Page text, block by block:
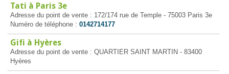
Tati à Paris 3e
Adresse du point de vente : 172/174 rue de Temple - 75003 Paris 3e
Numéro de téléphone : 0142714177
Gifi à Hyères
Adresse du point de vente : QUARTIER SAINT MARTIN - 83400
Hyères